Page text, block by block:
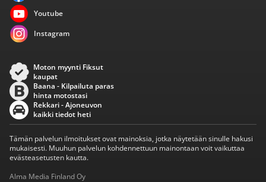
Youtube
Instagram
Moton myynti Fiksut
kaupat
Baana - Kilpailuta paras
hinta motostasi
Rekkari - Ajoneuvon
kaikki tiedot heti
Tämän palvelun ilmoitukset ovat mainoksia, jotka näytetään sinulle hakusi
mukaisesti. Muuhun palvelun kohdennettuun mainontaan voit vaikuttaa
evästeasetusten kautta.
Alma Media Finland Oy